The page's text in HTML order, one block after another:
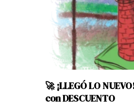
🚀 ¡LLEGÓ LO
con DESCUENTO